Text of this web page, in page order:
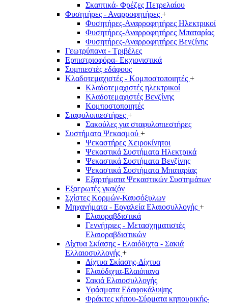
Σκαπτικά- Φρέζες Πετρελαίου
Φυσητήρες - Αναρροφητήρες +
Φυσητήρες-Αναρροφητήρες Ηλεκτρικοί
Φυσητήρες-Αναρροφητήρες Μπαταρίας
Φυσητήρες-Αναρροφητήρες Βενζίνης
Γεωτρύπανα - Τριβέλες
Ερπιστριοφόρα- Εκχιονιστικά
Συμπιεστές εδάφους
Κλαδοτεμαχιστές - Κομποστοποιητές +
Κλαδοτεμαχιστές ηλεκτρικοί
Κλαδοτεμαχιστές Βενζίνης
Κομποστοποιητές
Σταφυλοπιεστήρες +
Σακούλες για σταφυλοπιεστήρες
Συστήματα Ψεκασμού +
Ψεκαστήρες Χειροκίνητοι
Ψεκαστικά Συστήματα Ηλεκτρικά
Ψεκαστικά Συστήματα Βενζίνης
Ψεκαστικά Συστήματα Μπαταρίας
Εξαρτήματα Ψεκαστικών Συστημάτων
Εξαερωτές γκαζόν
Σχίστες Κορμών-Καυσόξυλων
Μηχανήματα - Εργαλεία Ελαιοσυλλογής +
Ελαιοραβδιστικά
Γεννήτριες - Μετασχηματιστές
Ελαιοραβδιστικών
Δίχτυα Σκίασης - Ελαιόδιχτα - Σακιά
Ελλαιοσυλλογής +
Δίχτυα Σκίασης-Δίχτυα
Ελαιόδιχτα-Ελαιόπανα
Σακιά Ελαιοσυλλογής
Υφάσματα Εδαφοκάλυψης
Φράκτες κήπου-Σύρματα κηπουρικής-